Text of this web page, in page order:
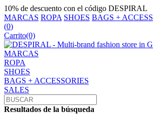
10% de descuento con el código DESPIRAL
MARCAS ROPA SHOES BAGS +
(0)
Carrito(0)
MARCAS
ROPA
SHOES
BAGS + ACCESSORIES
SALES
Resultados de la búsqueda